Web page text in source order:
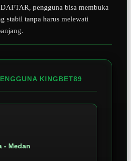
pengguna bisa membuka
stabil tanpa harus melewati
KINGBET89
- Medan